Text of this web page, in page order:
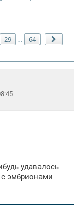
29 … 64
удавалось
эмбрионами